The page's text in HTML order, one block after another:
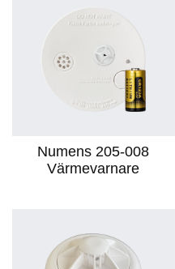
Numens 205-008
Värmevarnare